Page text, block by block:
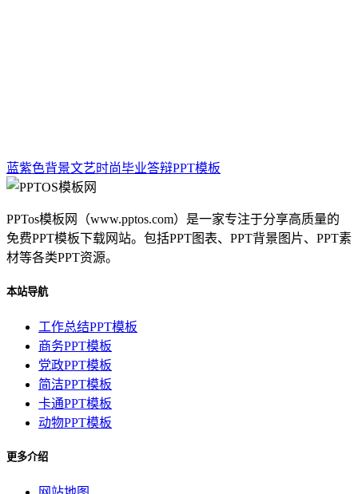
蓝紫色背景文艺时尚毕业答辩PPT模板
PPTos模板网（www.pptos.com）是一家专注于分享高质量的
免费PPT模板下载网站。包括PPT图表、PPT背景图片、PPT素
材等各类PPT资源。
本站导航
工作总结PPT模板
商务PPT模板
党政PPT模板
简洁PPT模板
卡通PPT模板
动物PPT模板
更多介绍